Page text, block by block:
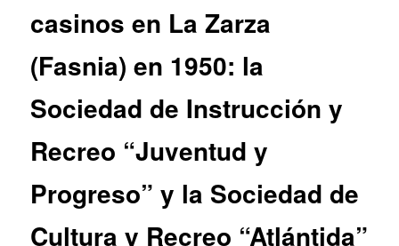
casinos en La Zarza
(Fasnia) en 1950: la
Sociedad de Instrucción y
Recreo “Juventud y
Progreso” y la Sociedad de
Cultura y Recreo “Atlántida”